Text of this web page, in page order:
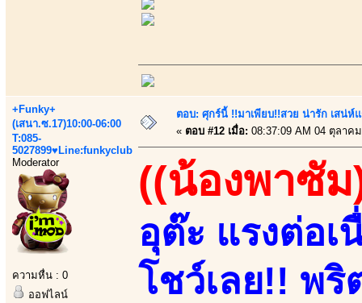
+Funky+
(เสนา.ซ.17)10:00-06:00
T:085-
5027899♥Line:funkyclub
Moderator
ความหื่น : 0
ออฟไลน์
ตอบ: ศุกร์นี้ !!มาเพียบ!!สวย น่ารัก เสน่ห์
« ตอบ #12 เมื่อ: 08:37:09 AM 04 ตุลาค
((น้องพาซัม
อุต๊ะ แรงต่อ
โชว์เลย!! พ